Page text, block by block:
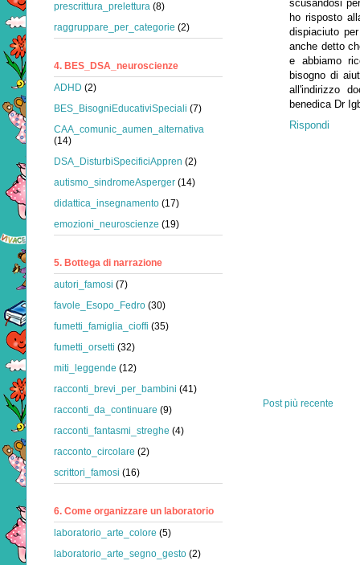
scusandosi
ho risposto
dispiaciuto
anche detto
e abbiamo
bisogno di
all'indirizzo
benedica Dr
Rispondi
Post più recente
prescrittura_prelettura (8)
raggruppare_per_categorie (2)
4. BES_DSA_neuroscienze
ADHD (2)
BES_BisogniEducativiSpeciali (7)
CAA_comunic_aumen_alternativa
(14)
DSA_DisturbiSpecificiAppren (2)
autismo_sindromeAsperger (14)
didattica_insegnamento (17)
emozioni_neuroscienze (19)
5. Bottega di narrazione
autori_famosi (7)
favole_Esopo_Fedro (30)
fumetti_famiglia_cioffi (35)
fumetti_orsetti (32)
miti_leggende (12)
racconti_brevi_per_bambini (41)
racconti_da_continuare (9)
racconti_fantasmi_streghe (4)
racconto_circolare (2)
scrittori_famosi (16)
6. Come organizzare un laboratorio
laboratorio_arte_colore (5)
laboratorio_arte_segno_gesto (2)